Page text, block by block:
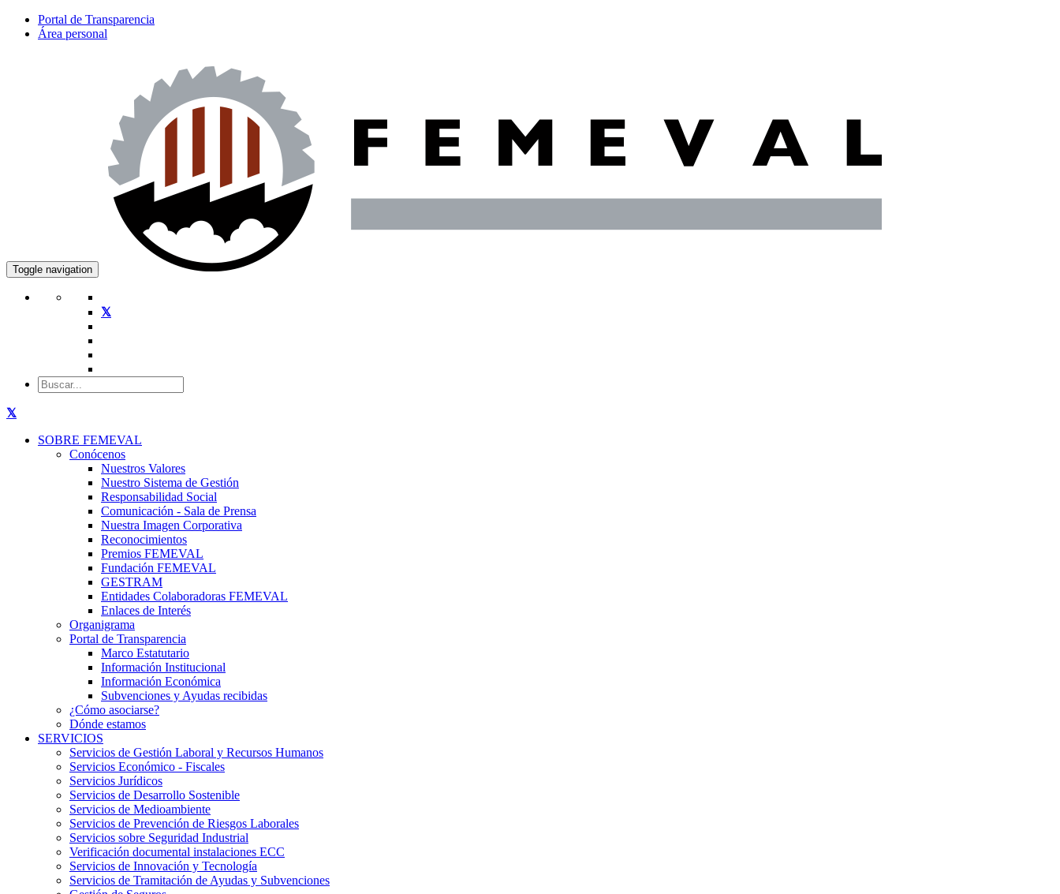
Portal de Transparencia
Área personal
Toggle navigation
SOBRE FEMEVAL
Conócenos
Nuestros Valores
Nuestro Sistema de Gestión
Responsabilidad Social
Comunicación - Sala de Prensa
Nuestra Imagen Corporativa
Reconocimientos
Premios FEMEVAL
Fundación FEMEVAL
GESTRAM
Entidades Colaboradoras FEMEVAL
Enlaces de Interés
Organigrama
Portal de Transparencia
Marco Estatutario
Información Institucional
Información Económica
Subvenciones y Ayudas recibidas
¿Cómo asociarse?
Dónde estamos
SERVICIOS
Servicios de Gestión Laboral y Recursos Humanos
Servicios Económico - Fiscales
Servicios Jurídicos
Servicios de Desarrollo Sostenible
Servicios de Medioambiente
Servicios de Prevención de Riesgos Laborales
Servicios sobre Seguridad Industrial
Verificación documental instalaciones ECC
Servicios de Innovación y Tecnología
Servicios de Tramitación de Ayudas y Subvenciones